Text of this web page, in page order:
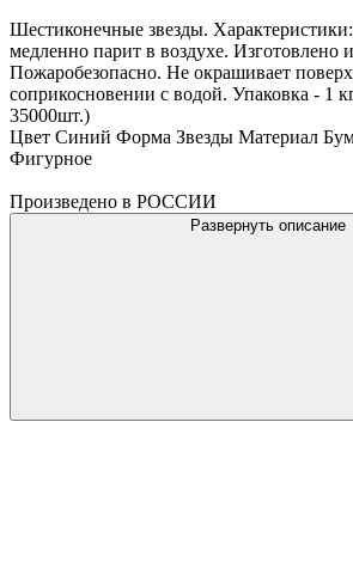
Шестиконечные звезды.
медленно парит в воздухе. Изготовлено
Пожаробезопасно. Не окрашивает
соприкосновении с водой. Упаковка - 1
35000шт.)
Цвет Синий Форма Звезды Материал
Фигурное
Произведено в РОССИИ
Развернуть описание